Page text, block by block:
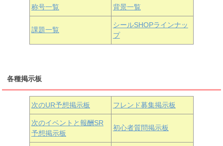
津島善子 黒澤ルビィ
浦の星女学院3年生
黒澤ダイヤ
中須かすみ 天王寺璃奈
朝香果林 近江彼方 エマ・ヴェルデ
称号一覧 背景一覧
課題一覧
シールSHOPラインナッ
プ
各種掲示板
次のUR予想掲示板 フレンド募集掲示板
次のイベントと報酬SR
予想掲示板
初心者質問掲示板